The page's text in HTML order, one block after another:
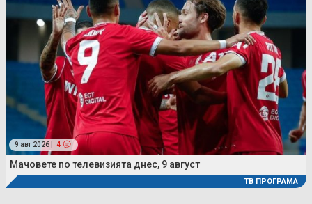
9 авг 2026 | 4
Мачовете по телевизията днес, 9 август
ТВ ПРОГРАМА